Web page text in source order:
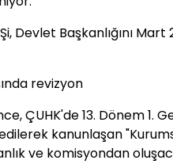
Devlet Başkanlığını
revizyon
ÇUHK'de 13. Dönem 1.
kanunlaşan
ve komisyondan